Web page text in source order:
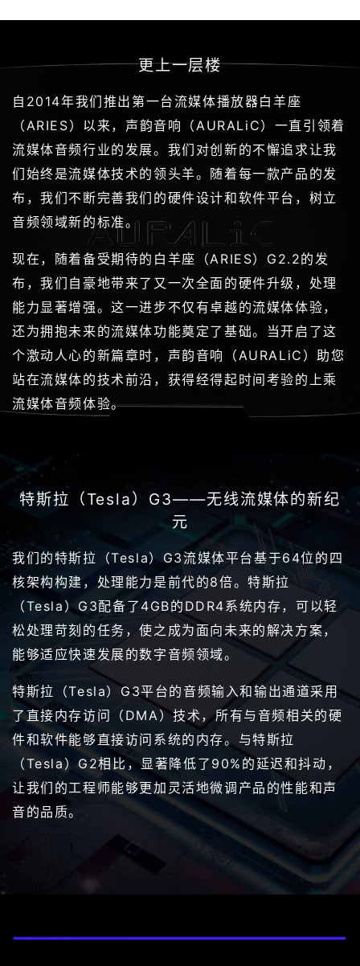
更上一层楼
自2014年我们推出第一台流媒体播放器白羊座
（ARIES）以来，声韵音响（AURALiC）一直引领着
流媒体音频行业的发展。我们对创新的不懈追求让我
们始终是流媒体技术的领头羊。随着每一款产品的发
布，我们不断完善我们的硬件设计和软件平台，树立
音频领域新的标准。
现在，随着备受期待的白羊座（ARIES）G2.2的发
布，我们自豪地带来了又一次全面的硬件升级，处理
能力显著增强。这一进步不仅有卓越的流媒体体验，
还为拥抱未来的流媒体功能奠定了基础。当开启了这
个激动人心的新篇章时，声韵音响（AURALiC）助您
站在流媒体的技术前沿，获得经得起时间考验的上乘
流媒体音频体验。
特斯拉（Tesla）G3——无线流媒体的新纪
元
我们的特斯拉（Tesla）G3流媒体平台基于64位的四
核架构构建，处理能力是前代的8倍。特斯拉
（Tesla）G3配备了4GB的DDR4系统内存，可以轻
松处理苛刻的任务，使之成为面向未来的解决方案，
能够适应快速发展的数字音频领域。
特斯拉（Tesla）G3平台的音频输入和输出通道采用
了直接内存访问（DMA）技术，所有与音频相关的硬
件和软件能够直接访问系统的内存。与特斯拉
（Tesla）G2相比，显著降低了90%的延迟和抖动，
让我们的工程师能够更加灵活地微调产品的性能和声
音的品质。